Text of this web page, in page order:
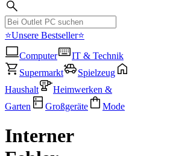
⭐Unsere Bestseller⭐
Computer
IT & Technik
Supermarkt
Spielzeug
Haushalt
Heimwerken &
Garten
Großgeräte Mode
Interner